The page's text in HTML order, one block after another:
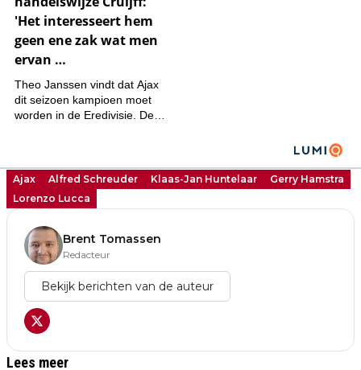
Ajax Alfred Schreuder Klaas-Jan Huntelaar
Gerry Hamstra
Lorenzo Lucca
Brent Tomassen
Redacteur
Bekijk berichten van de auteur
Lees meer